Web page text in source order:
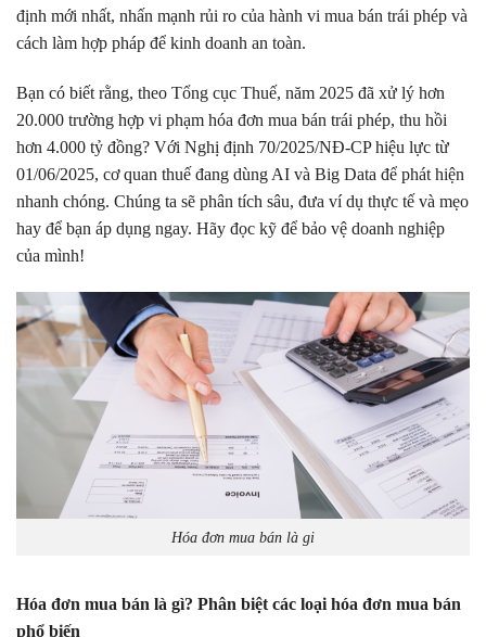
định mới nhất, nhấn mạnh rủi ro của hành vi mua bán trái phép và
cách làm hợp pháp để kinh doanh an toàn.
Bạn có biết rằng, theo Tổng cục Thuế, năm 2025 đã xử lý hơn
20.000 trường hợp vi phạm hóa đơn mua bán trái phép, thu hồi
hơn 4.000 tỷ đồng? Với Nghị định 70/2025/NĐ-CP hiệu lực từ
01/06/2025, cơ quan thuế đang dùng AI và Big Data để phát hiện
nhanh chóng. Chúng ta sẽ phân tích sâu, đưa ví dụ thực tế và mẹo
hay để bạn áp dụng ngay. Hãy đọc kỹ để bảo vệ doanh nghiệp
của mình!
Hóa đơn mua bán là gi
Hóa đơn mua bán là gì? Phân biệt các loại hóa đơn mua bán
phổ biến